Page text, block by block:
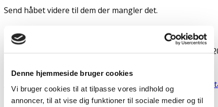
Denne hjemmeside bruger cookies
Vi bruger cookies til at tilpasse vores indhold og
annoncer, til at vise dig funktioner til sociale medier og til
Send håbet videre til dem der mangler det.
Tryk på linket for at høre min fortælling:
https://www.dropbox.com/s/my6bv8qga0u5eg6/
#bipolardepression#bipolarlidelse #selvmord
FacebookEmail